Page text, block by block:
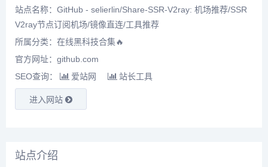
站点名称：GitHub - selierlin/Share-SSR-V2ray: 机场推荐/SSR
V2ray节点订阅机场/镜像直连/工具推荐
所属分类： 在线黑科技合集🔥
官方网址：github.com
SEO查询：
爱站网 站长工具
进入网站
站点介绍